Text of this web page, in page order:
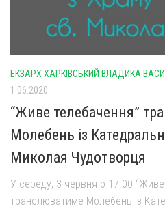
ЕКЗАРХ ХАРКІВСЬКИЙ ВЛАДИКА
1.06.2020
“Живе телебачення”
Молебень із
Миколая Чудотворця
У середу, 3 червня о 17.00
транслюватиме Молебень із